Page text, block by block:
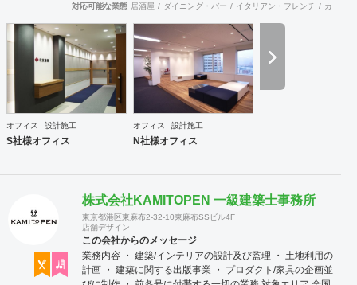
対応可能な業態 居酒屋 ダイニング・バー イタリアン・フレンチ カフェ
オフィス 設計施工
S社様オフィス
オフィス 設計施工
N社様オフィス
株式会社KAMITOPEN 一級建築士事務所
東京都港区東麻布2-32-10東麻布SSビル4F
店舗デザイン
この会社からのメッセージ
業務内容 ・ 建築/インテリアの設計及び監理 ・ 土地利用の
計画 ・ 建築に関する出版事業 ・ プロダクト/家具の企画並